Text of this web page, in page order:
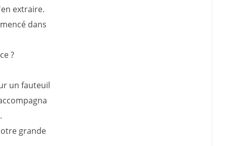
extraire.
dans
?
un fauteuil
grande